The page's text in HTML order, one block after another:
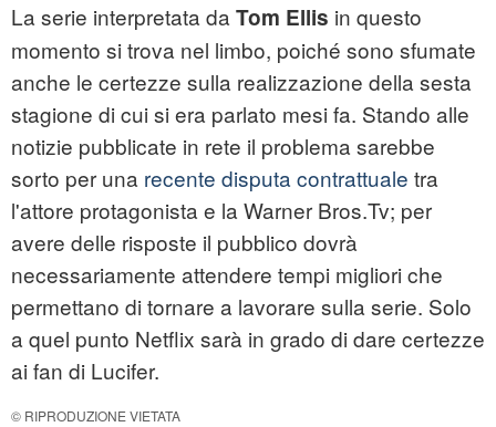
La serie interpretata da Tom Ellis in questo
momento si trova nel limbo, poiché sono sfumate
anche le certezze sulla realizzazione della sesta
stagione di cui si era parlato mesi fa. Stando alle
notizie pubblicate in rete il problema sarebbe
sorto per una recente disputa contrattuale tra
l'attore protagonista e la Warner Bros.Tv; per
avere delle risposte il pubblico dovrà
necessariamente attendere tempi migliori che
permettano di tornare a lavorare sulla serie. Solo
a quel punto Netflix sarà in grado di dare certezze
ai fan di Lucifer.
© RIPRODUZIONE VIETATA